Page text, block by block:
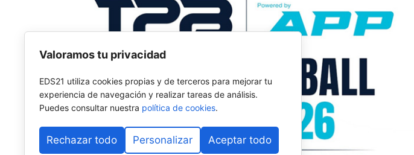
Valoramos tu privacidad
EDS21 utiliza cookies propias y de terceros para mejorar tu
experiencia de navegación y realizar tareas de análisis.
Puedes consultar nuestra política de cookies.
Rechazar todo Personalizar Aceptar todo